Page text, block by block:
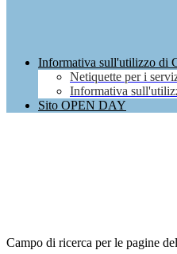
Informativa sull'utilizzo di
Netiquette per i
Informativa
Sito OPEN DAY
Campo di ricerca per le pagine